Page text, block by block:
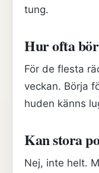
tung.
Hur ofta
För de flesta
veckan. Börja
huden känns
Kan stora
Nej, inte helt.